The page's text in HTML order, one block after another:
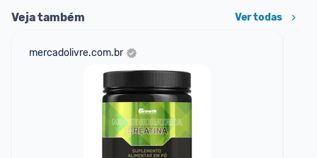
Veja também Ver todas
mercadolivre.com.br